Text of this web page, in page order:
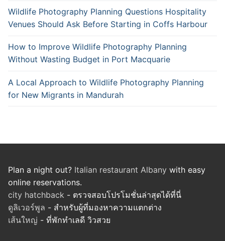
Wildlife Photography Planning Questions Hospitality
Venues Should Ask Before Starting in Coffs Harbour
How to Improve Wildlife Photography Planning
Without Wasting Budget in Port Macquarie
A Local Approach to Wildlife Photography Planning
for New Migrants in Mandurah
Plan a night out? Italian restaurant Albany with easy
online reservations.
city hatchback - ตรวจสอบโปรโมชั่นล่าสุดได้ที่นี่
ดูลิเวอร์พูล - สำหรับผู้ที่มองหาความแตกต่าง
เส้นใหญ่ - ที่พักทำเลดี วิวสวย